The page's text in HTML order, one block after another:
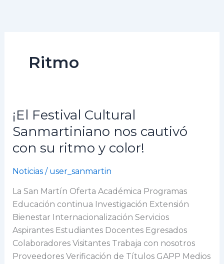
Ritmo
¡El Festival Cultural
Sanmartiniano nos cautivó
con su ritmo y color!
Noticias/ user_sanmartin
La San Martín Oferta Académica Programas
Educación continua Investigación Extensión
Bienestar Internacionalización Servicios
Aspirantes Estudiantes Docentes Egresados
Colaboradores Visitantes Trabaja con nosotros
Proveedores Verificación de Títulos GAPP Medios
¡El
Festival
Cultural
Sanmartiniano
con
su
ritmo
y
color!